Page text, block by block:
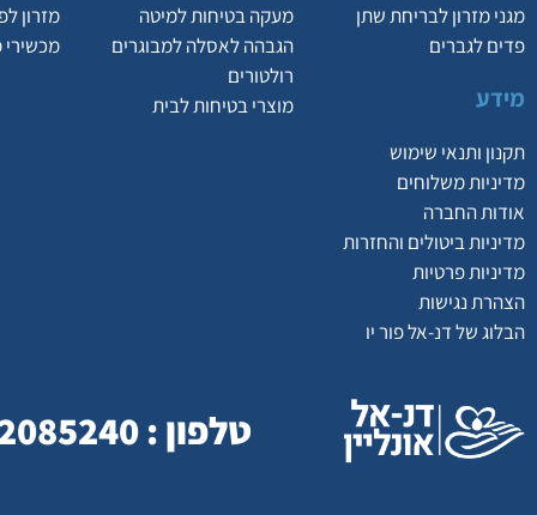
מגני מזרון לבריחת שתן
פדים לגברים
מידע
תקנון ותנאי שימוש
מדיניות משלוחים
אודות החברה
מדיניות ביטולים והחזרות
מדיניות פרטיות
הצהרת נגישות
הבלוג של דנ-אל פור יו
מעקה בטיחות למיטה
הגבהה לאסלה למבוגרים
רולטורים
מוצרי בטיחות לבית
מזרון
טלפון : 077-2085240 | כתובת : המסילה 23 , נשר